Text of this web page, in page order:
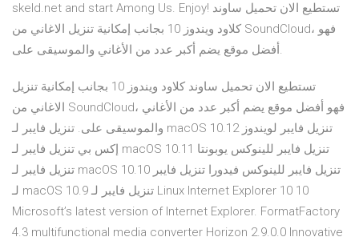
skeld.net and start Among Us. Enjoy! تستطيع الان تحميل ساوند
كلاود ويندوز 10 بجانب إمكانية تنزيل الاغاني من SoundCloud، فهو
أفضل موقع يضم أكبر عدد من الأغاني والموسيقى على.
تستطيع الان تحميل ساوند كلاود ويندوز 10 بجانب إمكانية تنزيل
الاغاني من SoundCloud، فهو أفضل موقع يضم أكبر عدد من الأغاني
والموسيقى على. تنزيل فايبر لـ macOS 10.12 تنزيل فايبر لويندوز
إكس بي تنزيل فايبر لـ macOS 10.11 تنزيل فايبر للينوكس يوبونتا
تنزيل فايبر لـ macOS 10.10 تنزيل فايبر للينوكس فيدورا تنزيل فايبر
لـ macOS 10.9 تنزيل فايبر لـ Linux Internet Explorer 10 10
Microsoft’s latest version of Internet Explorer. FormatFactory
4.3 multifunctional media converter Horizon 2.9.0.0 Innovative